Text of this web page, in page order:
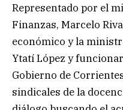
Representado por el
Finanzas, Marcelo
económico y la
Ytatí López y
Gobierno de
sindicales de la